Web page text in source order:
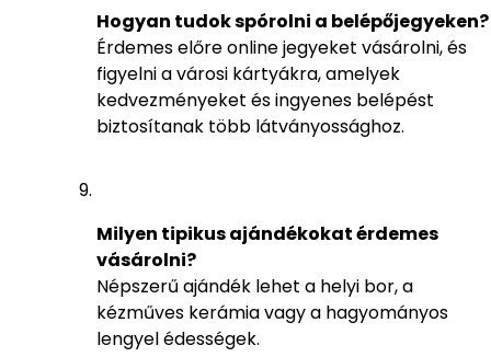
Hogyan tudok spórolni a belépőjegyeken?
Érdemes előre online jegyeket vásárolni, és
figyelni a városi kártyákra, amelyek
kedvezményeket és ingyenes belépést
biztosítanak több látványossághoz.
Milyen tipikus ajándékokat érdemes
vásárolni?
Népszerű ajándék lehet a helyi bor, a
kézműves kerámia vagy a hagyományos
lengyel édességek.